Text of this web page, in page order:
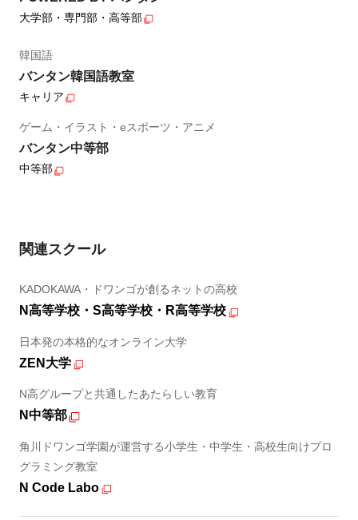
大学部・専門部・高等部
韓国語
バンタン韓国語教室
キャリア
ゲーム・イラスト・eスポーツ・アニメ
バンタン中等部
中等部
関連スクール
KADOKAWA・ドワンゴが創るネットの高校
N高等学校・S高等学校・R高等学校
日本発の本格的なオンライン大学
ZEN大学
N高グループと共通したあたらしい教育
N中等部
角川ドワンゴ学園が運営する小学生・中学生・高校生向けプロ
グラミング教室
N Code Labo